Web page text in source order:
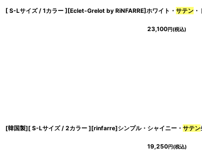
[ S-Lサイズ / 1カラー ][Eclet-Grelot by RiNFARRE]ホワイト・ サテン
23,100円(税込)
[韓国製][ S-Lサイズ / 2カラー ][rinfarre]シンプル・シャイニー・ サテン
19,250円(税込)